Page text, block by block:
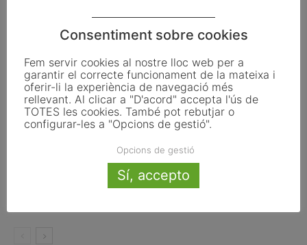
Pals reclama revisar el decret dels
l’autonomia municipal
La UE activa les primeres obligacions
de transparència de la Llei d’IA que
afecten els ajuntaments
El Pla de Barris mobilitza 117 municipis
catalans per impulsar la regeneració
Consentiment sobre cookies
Fem servir cookies al nostre lloc web per a
garantir el correcte funcionament de la mateixa i
oferir-li la experiència de navegació més
rellevant. Al clicar a "D'acord" accepta l'ús de
TOTES les cookies. També pot rebutjar o
configurar-les a "Opcions de gestió".
Opcions de gestió
Sí, accepto